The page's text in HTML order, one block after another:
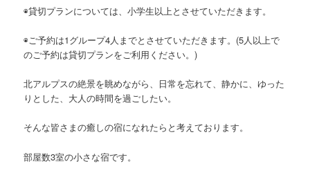
◉貸切プランについては、小学生以上とさせていただきます。
◉ご予約は1グループ4人までとさせていただきます。(5人以上で
のご予約は貸切プランをご利用ください。)
北アルプスの絶景を眺めながら、日常を忘れて、静かに、ゆった
りとした、大人の時間を過ごしたい。
そんな皆さまの癒しの宿になれたらと考えております。
部屋数3室の小さな宿です。